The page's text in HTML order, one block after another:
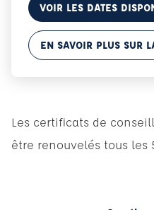
VOIR LES DATES
EN SAVOIR PLUS SUR
Les certificats de
être renouvelés tous les